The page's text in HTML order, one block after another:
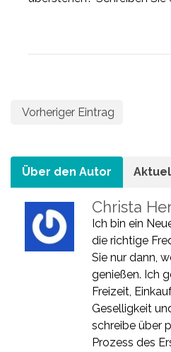
Vorheriger Eintrag
Über den Autor
Christa
Ich bin ein
die richtige
Sie nur dann,
genießen. Ich
Freizeit,
Geselligkeit
schreibe über
Prozess des